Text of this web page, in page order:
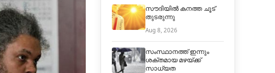
സൗദിയിൽ കനത്ത ചൂട്
തുടരുന്നു
Aug 8, 2026
സംസ്ഥാനത്ത് ഇന്നും
ശക്തമായ മഴയ്ക്ക്
സാധ്യത